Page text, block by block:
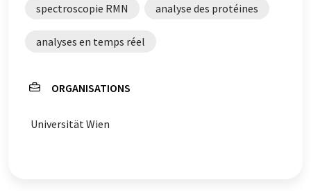
spectroscopie RMN analyse des protéines
analyses en temps réel
ORGANISATIONS
Universität Wien